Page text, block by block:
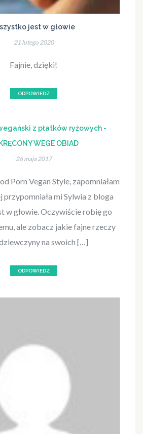
jest w głowie
21 lutego 2020
Fajnie, dzięki!
ODPOWIEDZ
z płatków ryżowych -
WEGE OBIAD
26 maja 2017
Porn Vegan Style, zapomniałam
przypomniała mi Sylwia z bloga
w głowie. Oczywiście robię go
ale zobacz jakie fajne rzeczy
na swoich […]
ODPOWIEDZ